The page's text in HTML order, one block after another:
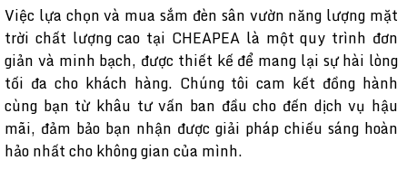
Việc lựa chọn và mua sắm đèn sân vườn năng lượng mặt
trời chất lượng cao tại CHEAPEA là một quy trình đơn
giản và minh bạch, được thiết kế để mang lại sự hài lòng
tối đa cho khách hàng. Chúng tôi cam kết đồng hành
cùng bạn từ khâu tư vấn ban đầu cho đến dịch vụ hậu
mãi, đảm bảo bạn nhận được giải pháp chiếu sáng hoàn
hảo nhất cho không gian của mình.